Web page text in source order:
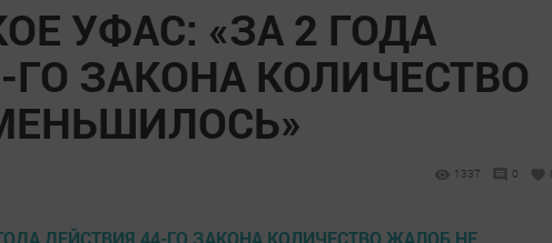
УФАС: «ЗА 2 ГОДА
ГО ЗАКОНА КОЛИЧЕСТВО
1337 0